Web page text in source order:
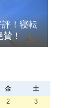
評！寝転
賛！
金
土
2
3